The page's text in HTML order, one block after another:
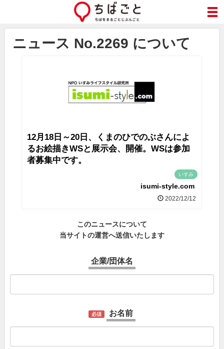
ニュース No.2269 について
12月18日～20日、くまのひでのぶさんによ
るお絵描きWSと展示会、開催。WSは参加
者募集中です。
いすみ
isumi-style.com
2022/12/12
このニュースについて
当サイトの運営へ送信いたします
企業/団体名
必須 お名前